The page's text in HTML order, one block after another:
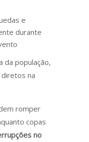
e
durante
da população,
na
romper
copas
no